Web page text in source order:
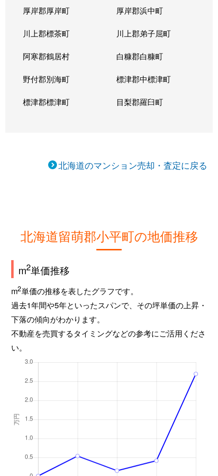
厚岸郡厚岸町 厚岸郡浜中町
川上郡標茶町 川上郡弟子屈町
阿寒郡鶴居村 白糠郡白糠町
野付郡別海町 標津郡中標津町
標津郡標津町 目梨郡羅臼町
北海道のマンション売却・査定に戻る
北海道留萌郡小平町の地価推移
m2単価推移
m2単価の推移を表したグラフです。
過去1年間や5年といったスパンで、その坪単価の上昇・
下落の傾向がわかります。
不動産を売買するタイミングなどの参考にご活用くださ
い。